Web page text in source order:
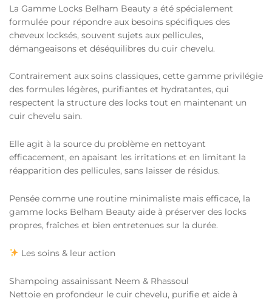
La Gamme Locks Belham Beauty a été spécialement
formulée pour répondre aux besoins spécifiques des
cheveux locksés, souvent sujets aux pellicules,
démangeaisons et déséquilibres du cuir chevelu.
Contrairement aux soins classiques, cette gamme privilégie
des formules légères, purifiantes et hydratantes, qui
respectent la structure des locks tout en maintenant un
cuir chevelu sain.
Elle agit à la source du problème en nettoyant
efficacement, en apaisant les irritations et en limitant la
réapparition des pellicules, sans laisser de résidus.
Pensée comme une routine minimaliste mais efficace, la
gamme locks Belham Beauty aide à préserver des locks
propres, fraîches et bien entretenues sur la durée.
Les soins & leur action
Shampoing assainissant Neem & Rhassoul
Nettoie en profondeur le cuir chevelu, purifie et aide à